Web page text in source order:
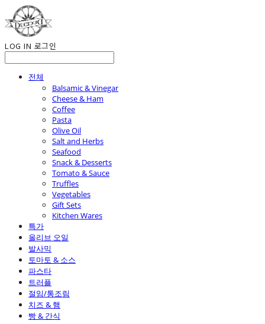
LOG IN 로그인
전체
Balsamic & Vinegar
Cheese & Ham
Coffee
Pasta
Olive Oil
Salt and Herbs
Seafood
Snack & Desserts
Tomato & Sauce
Truffles
Vegetables
Gift Sets
Kitchen Wares
특가
올리브 오일
발사믹
토마토 & 소스
파스타
트러플
절임/통조림
치즈 & 햄
빵 & 간식